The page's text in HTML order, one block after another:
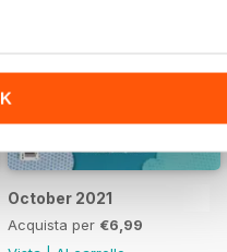
October 2021
Acquista per €6,99